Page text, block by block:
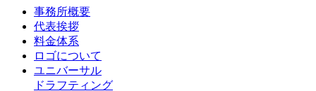
事務所概要
代表挨拶
料金体系
ロゴについて
ユニバーサル
ドラフティング